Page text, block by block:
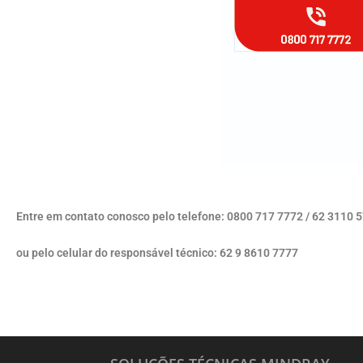
Entre em contato conosco pelo telefone: 0800 717 7772 / 62 3110
ou pelo celular do responsável técnico: 62 9 8610 7777